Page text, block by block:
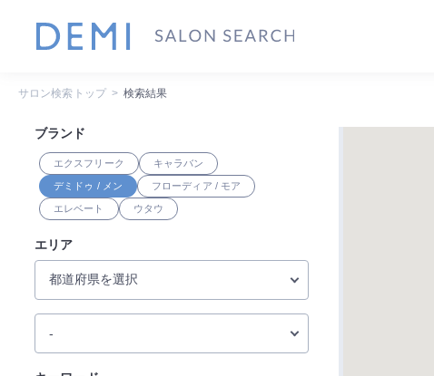
サロン検索トップ 検索結果
ブランド
エクスフリーク キャラバン
デミドゥ / メン フローディア / モア
エレベート ウタウ
エリア